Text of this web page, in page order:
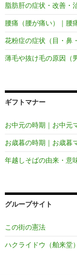
脂肪肝の症状・改善・
腰痛（腰が痛い）｜腰
花粉症の症状（目・鼻
薄毛や抜け毛の原因（
ギフトマナー
お中元の時期｜お中元
お歳暮の時期｜お歳暮
年越しそばの由来・意
グループサイト
この街の憲法
ハクライドウ（舶来堂